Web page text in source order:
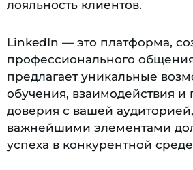
лояльность клиентов.
LinkedIn — это платформа,
профессионального
предлагает уникальные
обучения, взаимодействия и
доверия с вашей аудиторией,
важнейшими элементами
успеха в конкурентной среде